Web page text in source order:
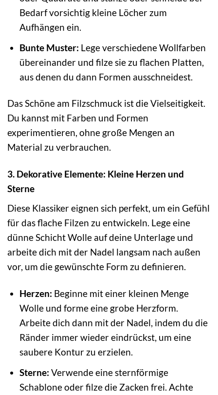
Bedarf vorsichtig kleine Löcher zum
Aufhängen ein.
Bunte Muster: Lege verschiedene Wollfarben
übereinander und filze sie zu flachen Platten,
aus denen du dann Formen ausschneidest.
Das Schöne am Filzschmuck ist die Vielseitigkeit.
Du kannst mit Farben und Formen
experimentieren, ohne große Mengen an
Material zu verbrauchen.
3. Dekorative Elemente: Kleine Herzen und
Sterne
Diese Klassiker eignen sich perfekt, um ein Gefühl
für das flache Filzen zu entwickeln. Lege eine
dünne Schicht Wolle auf deine Unterlage und
arbeite dich mit der Nadel langsam nach außen
vor, um die gewünschte Form zu definieren.
Herzen: Beginne mit einer kleinen Menge
Wolle und forme eine grobe Herzform.
Arbeite dich dann mit der Nadel, indem du die
Ränder immer wieder eindrückst, um eine
saubere Kontur zu erzielen.
Sterne: Verwende eine sternförmige
Schablone oder filze die Zacken frei. Achte